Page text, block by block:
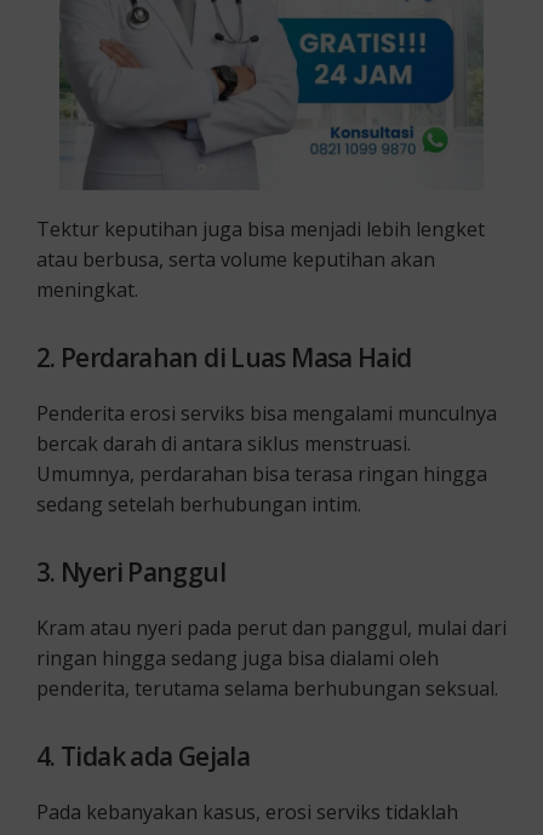
Tektur keputihan juga bisa menjadi lebih lengket
atau berbusa, serta volume keputihan akan
meningkat.
2. Perdarahan di Luas Masa Haid
Penderita erosi serviks bisa mengalami munculnya
bercak darah di antara siklus menstruasi.
Umumnya, perdarahan bisa terasa ringan hingga
sedang setelah berhubungan intim.
3. Nyeri Panggul
Kram atau nyeri pada perut dan panggul, mulai dari
ringan hingga sedang juga bisa dialami oleh
penderita, terutama selama berhubungan seksual.
4. Tidak ada Gejala
Pada kebanyakan kasus, erosi serviks tidaklah